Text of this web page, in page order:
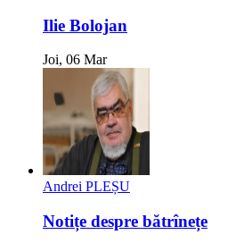
Ilie Bolojan
Joi, 06 Mar
Andrei PLEȘU
Notițe despre bătrînețe